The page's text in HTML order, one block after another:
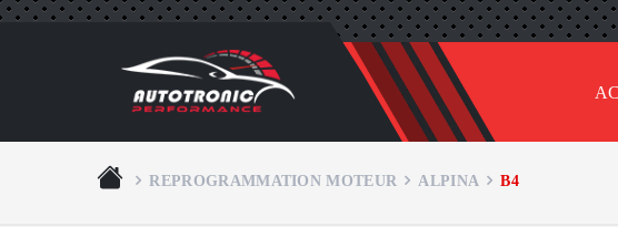
REPROGRAMMATION MOTEUR ALPINA B4